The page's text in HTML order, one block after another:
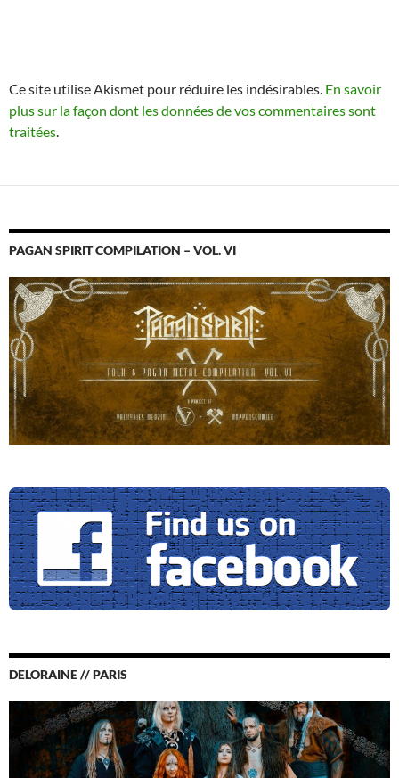
Ce site utilise Akismet pour réduire les indésirables. En savoir
plus sur la façon dont les données de vos commentaires sont
traitées.
PAGAN SPIRIT COMPILATION – VOL. VI
DELORAINE // PARIS